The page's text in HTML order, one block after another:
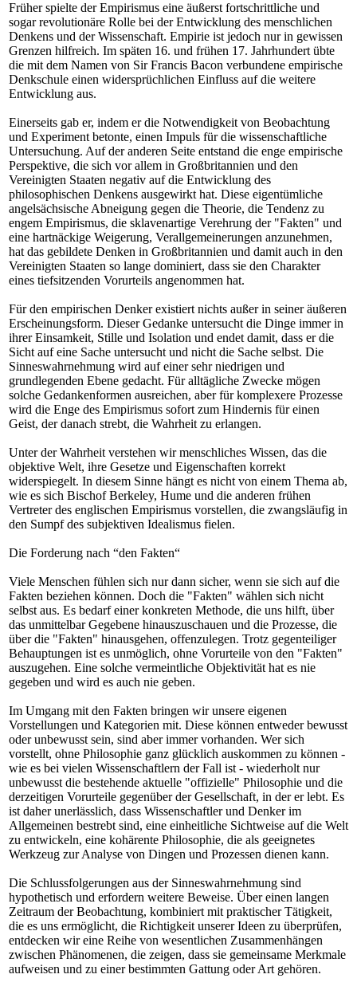
Früher spielte der Empirismus eine äußerst fortschrittliche und
sogar revolutionäre Rolle bei der Entwicklung des menschlichen
Denkens und der Wissenschaft. Empirie ist jedoch nur in gewissen
Grenzen hilfreich. Im späten 16. und frühen 17. Jahrhundert übte
die mit dem Namen von Sir Francis Bacon verbundene empirische
Denkschule einen widersprüchlichen Einfluss auf die weitere
Entwicklung aus.
Einerseits gab er, indem er die Notwendigkeit von Beobachtung
und Experiment betonte, einen Impuls für die wissenschaftliche
Untersuchung. Auf der anderen Seite entstand die enge empirische
Perspektive, die sich vor allem in Großbritannien und den
Vereinigten Staaten negativ auf die Entwicklung des
philosophischen Denkens ausgewirkt hat. Diese eigentümliche
angelsächsische Abneigung gegen die Theorie, die Tendenz zu
engem Empirismus, die sklavenartige Verehrung der "Fakten" und
eine hartnäckige Weigerung, Verallgemeinerungen anzunehmen,
hat das gebildete Denken in Großbritannien und damit auch in den
Vereinigten Staaten so lange dominiert, dass sie den Charakter
eines tiefsitzenden Vorurteils angenommen hat.
Für den empirischen Denker existiert nichts außer in seiner äußeren
Erscheinungsform. Dieser Gedanke untersucht die Dinge immer in
ihrer Einsamkeit, Stille und Isolation und endet damit, dass er die
Sicht auf eine Sache untersucht und nicht die Sache selbst. Die
Sinneswahrnehmung wird auf einer sehr niedrigen und
grundlegenden Ebene gedacht. Für alltägliche Zwecke mögen
solche Gedankenformen ausreichen, aber für komplexere Prozesse
wird die Enge des Empirismus sofort zum Hindernis für einen
Geist, der danach strebt, die Wahrheit zu erlangen.
Unter der Wahrheit verstehen wir menschliches Wissen, das die
objektive Welt, ihre Gesetze und Eigenschaften korrekt
widerspiegelt. In diesem Sinne hängt es nicht von einem Thema ab,
wie es sich Bischof Berkeley, Hume und die anderen frühen
Vertreter des englischen Empirismus vorstellen, die zwangsläufig in
den Sumpf des subjektiven Idealismus fielen.
Die Forderung nach “den Fakten“
Viele Menschen fühlen sich nur dann sicher, wenn sie sich auf die
Fakten beziehen können. Doch die "Fakten" wählen sich nicht
selbst aus. Es bedarf einer konkreten Methode, die uns hilft, über
das unmittelbar Gegebene hinauszuschauen und die Prozesse, die
über die "Fakten" hinausgehen, offenzulegen. Trotz gegenteiliger
Behauptungen ist es unmöglich, ohne Vorurteile von den "Fakten"
auszugehen. Eine solche vermeintliche Objektivität hat es nie
gegeben und wird es auch nie geben.
Im Umgang mit den Fakten bringen wir unsere eigenen
Vorstellungen und Kategorien mit. Diese können entweder bewusst
oder unbewusst sein, sind aber immer vorhanden. Wer sich
vorstellt, ohne Philosophie ganz glücklich auskommen zu können -
wie es bei vielen Wissenschaftlern der Fall ist - wiederholt nur
unbewusst die bestehende aktuelle "offizielle" Philosophie und die
derzeitigen Vorurteile gegenüber der Gesellschaft, in der er lebt. Es
ist daher unerlässlich, dass Wissenschaftler und Denker im
Allgemeinen bestrebt sind, eine einheitliche Sichtweise auf die Welt
zu entwickeln, eine kohärente Philosophie, die als geeignetes
Werkzeug zur Analyse von Dingen und Prozessen dienen kann.
Die Schlussfolgerungen aus der Sinneswahrnehmung sind
hypothetisch und erfordern weitere Beweise. Über einen langen
Zeitraum der Beobachtung, kombiniert mit praktischer Tätigkeit,
die es uns ermöglicht, die Richtigkeit unserer Ideen zu überprüfen,
entdecken wir eine Reihe von wesentlichen Zusammenhängen
zwischen Phänomenen, die zeigen, dass sie gemeinsame Merkmale
aufweisen und zu einer bestimmten Gattung oder Art gehören.